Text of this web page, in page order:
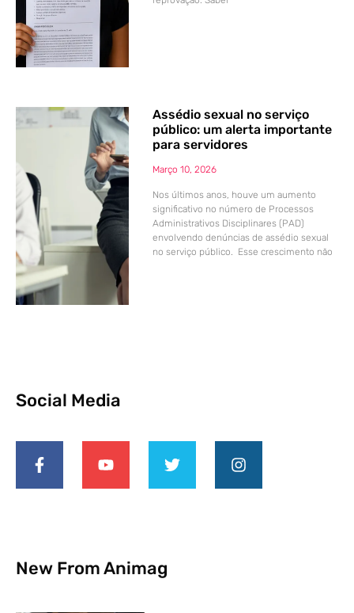
Assédio sexual no serviço
público: um alerta importante
para servidores
Março 10, 2026
Nos últimos anos, houve um aumento
significativo no número de Processos
Administrativos Disciplinares (PAD)
envolvendo denúncias de assédio sexual
no serviço público. Esse crescimento não
Social Media
New From Animag